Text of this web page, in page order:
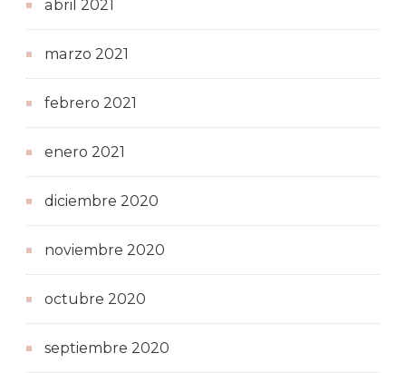
abril 2021
marzo 2021
febrero 2021
enero 2021
diciembre 2020
noviembre 2020
octubre 2020
septiembre 2020